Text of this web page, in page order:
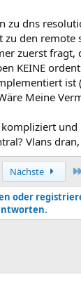
zu dns
den remote
zuerst fragt,
KEINE
ist
Meine
Vlans
Nächste
oder